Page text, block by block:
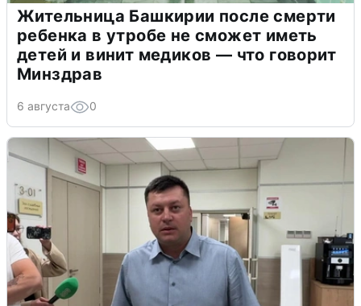
Жительница Башкирии после смерти
ребенка в утробе не сможет иметь
детей и винит медиков — что говорит
Минздрав
6 августа 0